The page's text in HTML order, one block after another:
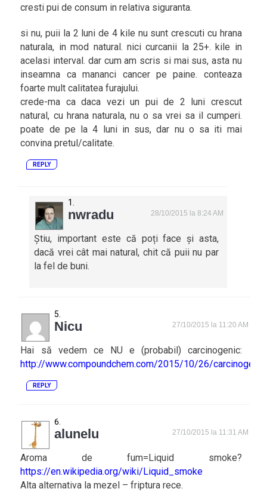
cresti pui de consum in relativa siguranta.
si nu, puii la 2 luni de 4 kile nu sunt crescuti cu hrana
naturala, in mod natural. nici curcanii la 25+. kile in
acelasi interval. dar cum am scris si mai sus, asta nu
inseamna ca mananci cancer pe paine. conteaza
foarte mult calitatea furajului.
crede-ma ca daca vezi un pui de 2 luni crescut
natural, cu hrana naturala, nu o sa vrei sa il cumperi.
poate de pe la 4 luni in sus, dar nu o sa iti mai
convina pretul/calitate.
REPLY
nwradu 28/10/2015 la 8:24 AM
Știu, important este că poți face și asta,
dacă vrei cât mai natural, chit că puii nu par
la fel de buni.
Nicu 27/10/2015 la 11:20 AM
Hai să vedem ce NU e (probabil) carcinogenic:
http://www.compoundchem.com/2015/10/26/
REPLY
alunelu 27/10/2015 la 11:31 AM
Aroma de fum=Liquid smoke?
https://en.wikipedia.org/wiki/Liquid_smoke
Alta alternativa la mezel – friptura rece.